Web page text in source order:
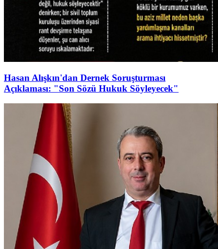
Hasan Alışkın'dan Dernek Soruşturması
Açıklaması: "Son Sözü Hukuk Söyleyecek"